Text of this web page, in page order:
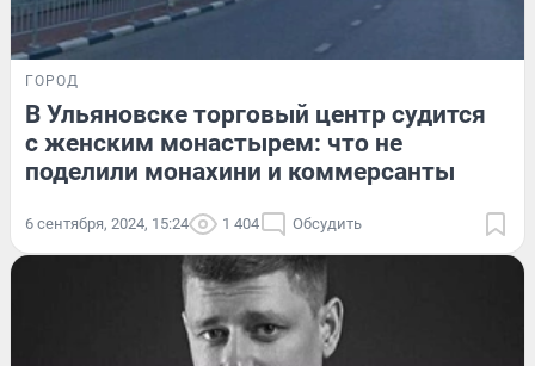
ГОРОД
В Ульяновске торговый центр судится
с женским монастырем: что не
поделили монахини и коммерсанты
6 сентября, 2024, 15:24 1 404 Обсудить